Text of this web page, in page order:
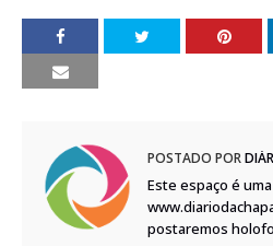
POSTADO POR
Este espaço é
postaremos